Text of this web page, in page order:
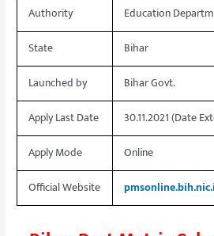
Authority
Education
State
Bihar
Launched by
Bihar Govt.
Apply Last Date
30.11.2021 (Date
Apply Mode
Online
Official Website